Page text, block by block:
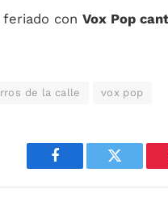
con Vox Pop
de la calle vox pop
Facebook Twitter